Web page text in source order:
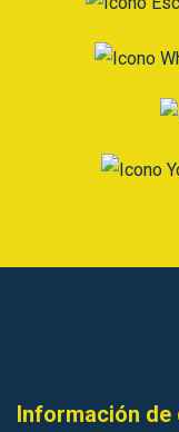
Información de